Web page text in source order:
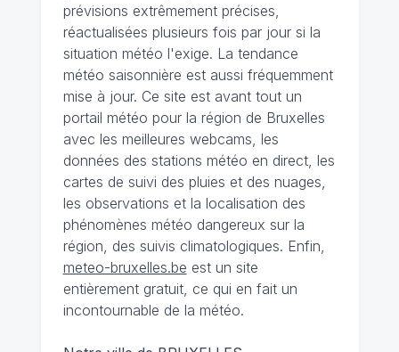
prévisions extrêmement précises,
réactualisées plusieurs fois par jour si la
situation météo l'exige. La tendance
météo saisonnière est aussi fréquemment
mise à jour. Ce site est avant tout un
portail météo pour la région de Bruxelles
avec les meilleures webcams, les
données des stations météo en direct, les
cartes de suivi des pluies et des nuages,
les observations et la localisation des
phénomènes météo dangereux sur la
région, des suivis climatologiques. Enfin,
meteo-bruxelles.be est un site
entièrement gratuit, ce qui en fait un
incontournable de la météo.